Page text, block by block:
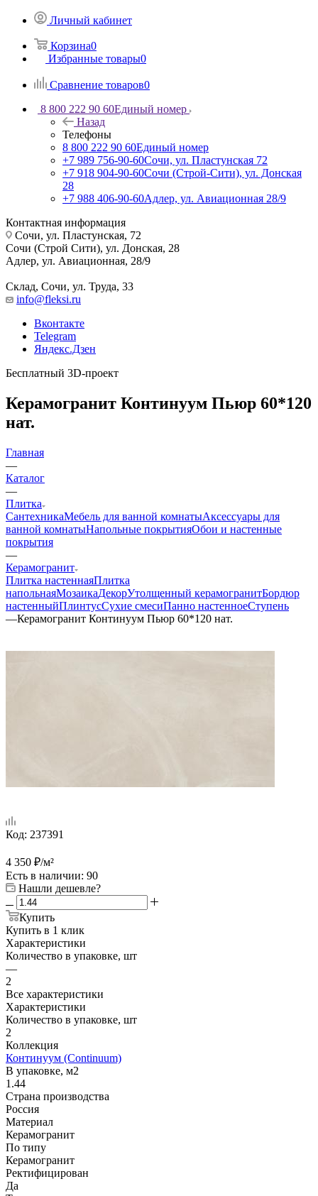
Личный кабинет
Корзина0
Избранные товары0
Сравнение товаров0
8 800 222 90 60Единый номер
Назад
Телефоны
8 800 222 90 60Единый номер
+7 989 756-90-60Сочи, ул. Пластунская 72
+7 918 904-90-60Сочи (Строй-Сити), ул. Донская
28
+7 988 406-90-60Адлер, ул. Авиационная 28/9
Контактная информация
Сочи, ул. Пластунская, 72
Сочи (Строй Сити), ул. Донская, 28
Адлер, ул. Авиационная, 28/9
Склад, Сочи, ул. Труда, 33
info@fleksi.ru
Вконтакте
Telegram
Яндекс.Дзен
Бесплатный 3D-проект
Керамогранит Континуум Пьюр 60*120
нат.
Главная
—
Каталог
—
Плитка
СантехникаМебель для ванной комнатыАксессуары для
ванной комнатыНапольные покрытияОбои и настенные
покрытия
—
Керамогранит
Плитка настеннаяПлитка
напольнаяМозаикаДекорУтолщенный керамогранитБордюр
настенныйПлинтусСухие смесиПанно настенноеСтупень
—Керамогранит Континуум Пьюр 60*120 нат.
Код: 237391
4 350 ₽/м²
Есть в наличии: 90
Нашли дешевле?
Купить
Купить в 1 клик
Характеристики
Количество в упаковке, шт
—
2
Все характеристики
Характеристики
Количество в упаковке, шт
2
Коллекция
Континуум (Continuum)
В упаковке, м2
1.44
Страна производства
Россия
Материал
Керамогранит
По типу
Керамогранит
Ректифицирован
Да